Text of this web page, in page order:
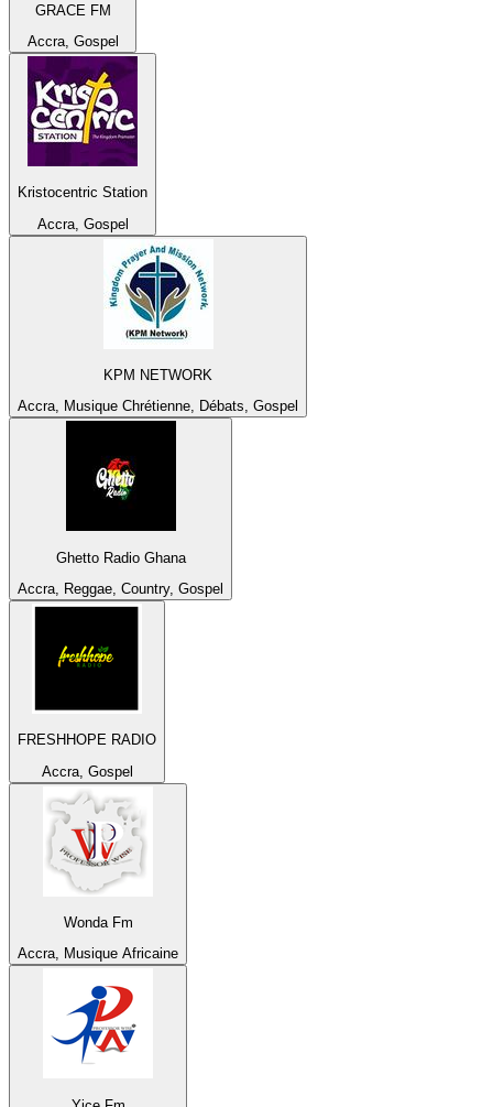
GRACE FM
Accra, Gospel
Kristocentric Station
Accra, Gospel
KPM NETWORK
Accra, Musique Chrétienne, Débats, Gospel
Ghetto Radio Ghana
Accra, Reggae, Country, Gospel
FRESHHOPE RADIO
Accra, Gospel
Wonda Fm
Accra, Musique Africaine